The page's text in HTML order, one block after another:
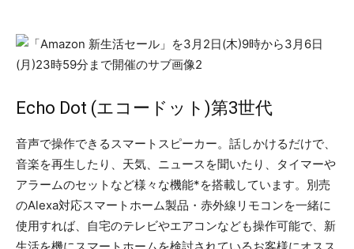
Echo Dot (エコードット)第3世代
音声で操作できるスマートスピーカー。話しかけるだけで、
音楽を再生したり、天気、ニュースを聞いたり、タイマーや
アラームのセットなど様々な機能*を搭載しています。別売
のAlexa対応スマートホーム製品・赤外線リモコンを一緒に
使用すれば、自宅のテレビやエアコンなども操作可能で、新